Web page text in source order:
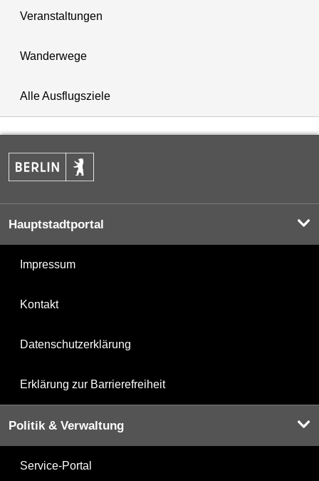
Veranstaltungen
Wanderwege
Alle Ausflugsziele
Hauptstadtportal
Impressum
Kontakt
Datenschutzerklärung
Erklärung zur Barrierefreiheit
Politik & Verwaltung
Service-Portal